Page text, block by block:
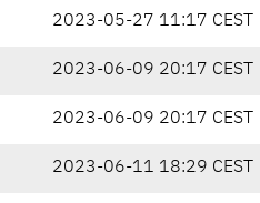
2023-05-27 11:17 CEST
2023-06-09 20:17 CEST
2023-06-09 20:17 CEST
2023-06-11 18:29 CEST